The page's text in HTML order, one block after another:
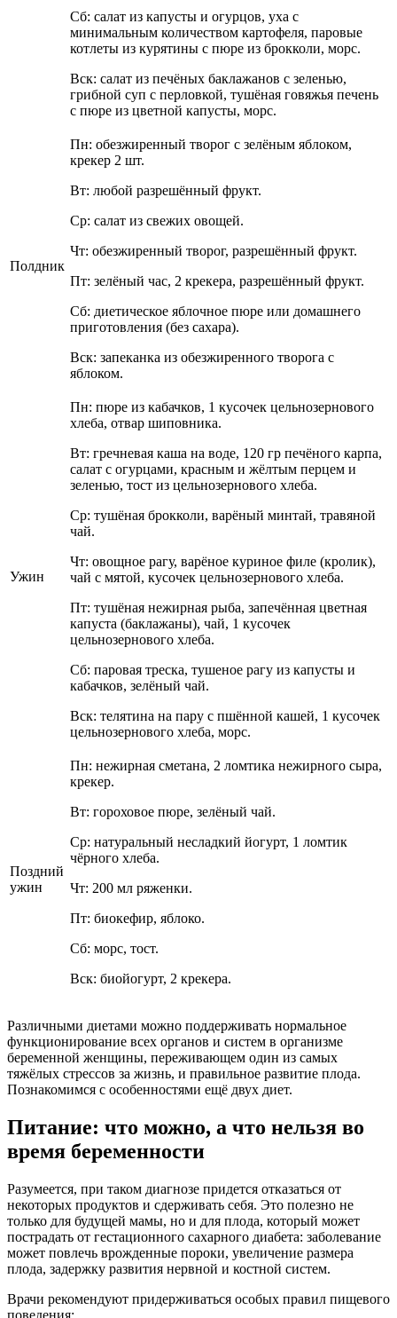
Сб: салат из капусты и огурцов, уха с
минимальным количеством картофеля, паровые
котлеты из курятины с пюре из брокколи, морс.
Вск: салат из печёных баклажанов с зеленью,
грибной суп с перловкой, тушёная говяжья печень
с пюре из цветной капусты, морс.
Полдник
Пн: обезжиренный творог с зелёным яблоком,
крекер 2 шт.
Вт: любой разрешённый фрукт.
Ср: салат из свежих овощей.
Чт: обезжиренный творог, разрешённый фрукт.
Пт: зелёный час, 2 крекера, разрешённый фрукт.
Сб: диетическое яблочное пюре или домашнего
приготовления (без сахара).
Вск: запеканка из обезжиренного творога с
яблоком.
Ужин
Пн: пюре из кабачков, 1 кусочек цельнозернового
хлеба, отвар шиповника.
Вт: гречневая каша на воде, 120 гр печёного карпа,
салат с огурцами, красным и жёлтым перцем и
зеленью, тост из цельнозернового хлеба.
Ср: тушёная брокколи, варёный минтай, травяной
чай.
Чт: овощное рагу, варёное куриное филе (кролик),
чай с мятой, кусочек цельнозернового хлеба.
Пт: тушёная нежирная рыба, запечённая цветная
капуста (баклажаны), чай, 1 кусочек
цельнозернового хлеба.
Сб: паровая треска, тушеное рагу из капусты и
кабачков, зелёный чай.
Вск: телятина на пару с пшённой кашей, 1 кусочек
цельнозернового хлеба, морс.
Поздний
ужин
Пн: нежирная сметана, 2 ломтика нежирного сыра,
крекер.
Вт: гороховое пюре, зелёный чай.
Ср: натуральный несладкий йогурт, 1 ломтик
чёрного хлеба.
Чт: 200 мл ряженки.
Пт: биокефир, яблоко.
Сб: морс, тост.
Вск: биойогурт, 2 крекера.
Различными диетами можно поддерживать нормальное
функционирование всех органов и систем в организме
беременной женщины, переживающем один из самых
тяжёлых стрессов за жизнь, и правильное развитие плода.
Познакомимся с особенностями ещё двух диет.
Питание: что можно, а что нельзя во
время беременности
Разумеется, при таком диагнозе придется отказаться от
некоторых продуктов и сдерживать себя. Это полезно не
только для будущей мамы, но и для плода, который может
пострадать от гестационного сахарного диабета: заболевание
может повлечь врожденные пороки, увеличение размера
плода, задержку развития нервной и костной систем.
Врачи рекомендуют придерживаться особых правил пищевого
поведения: